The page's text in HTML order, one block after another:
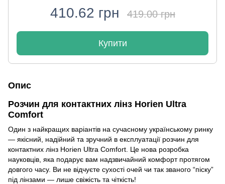
410.62 грн 419.00 грн
Купити
Опис
Розчин для контактних лінз Horien Ultra
Comfort
Один з найкращих варіантів на сучасному українському ринку
— якісний, надійний та зручний в експлуатації розчин для
контактних лінз Horien Ultra Comfort. Це нова розробка
науковців, яка подарує вам надзвичайний комфорт протягом
довгого часу. Ви не відчуєте сухості очей чи так званого “піску”
під лінзами — лише свіжість та чіткість!